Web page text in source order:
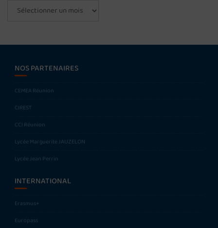
NOS PARTENAIRES
CEMEA Réunion
CIREST
CCI Réunion
Lycée Marguerite JAUZELON
Lycée Jean Perrin
INTERNATIONAL
Erasmus+
Europass